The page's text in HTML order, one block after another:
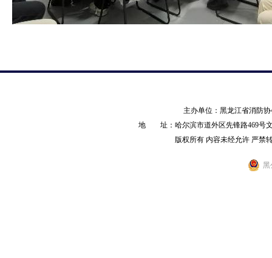
主办单位：黑龙江省消防
地 址：哈尔滨市道外区先锋路469号
版权所有 内容未经允许 严
黑